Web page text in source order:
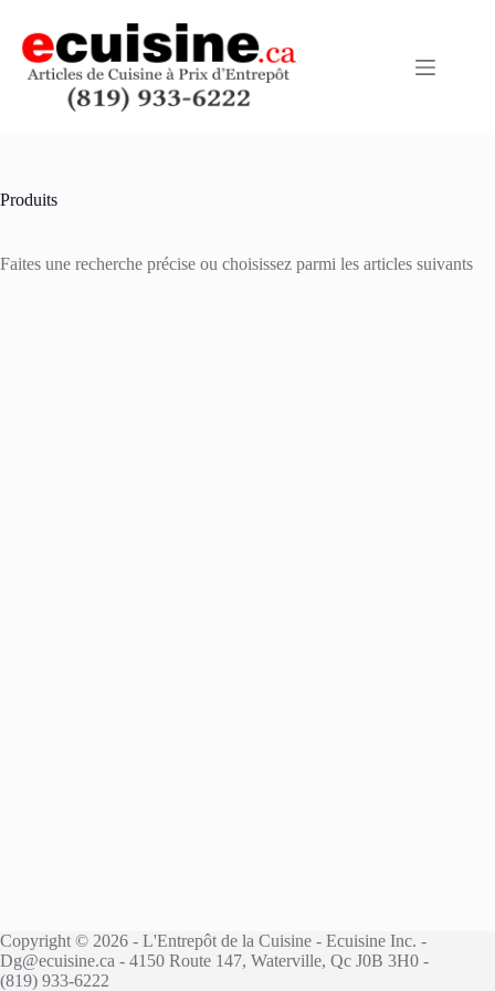
content
Produits
Faites une recherche précise ou choisissez parmi les articles suivants
Copyright © 2026 - L'Entrepôt de la Cuisine - Ecuisine Inc. -
Dg@ecuisine.ca - 4150 Route 147, Waterville, Qc J0B 3H0 -
(819) 933-6222